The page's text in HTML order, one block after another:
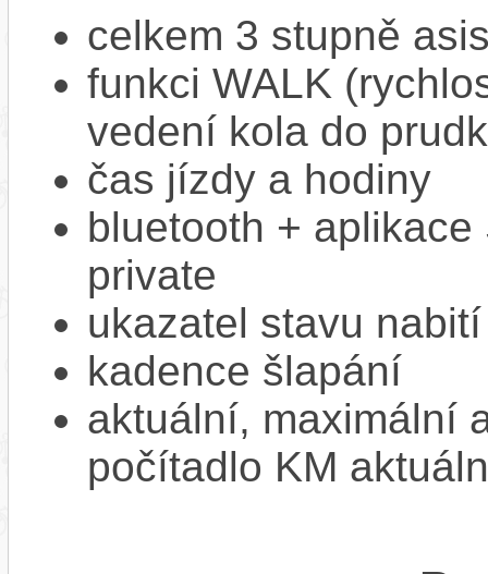
celkem 3 stupně
funkci WALK
vedení kola do
čas jízdy a hodiny
bluetooth + aplikace
private
ukazatel stavu
kadence šlapání
aktuální, maximální
počítadlo KM